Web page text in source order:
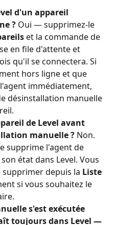
d'un appareil
? Oui — supprimez-le
et la commande de
en file d'attente et
qu'il se connectera. Si
hors ligne et que
immédiatement,
désinstallation manuelle
de Level avant
manuelle ? Non.
supprime l'agent de
état dans Level. Vous
depuis la Liste
si vous souhaitez le
s'est exécutée
toujours dans Level —